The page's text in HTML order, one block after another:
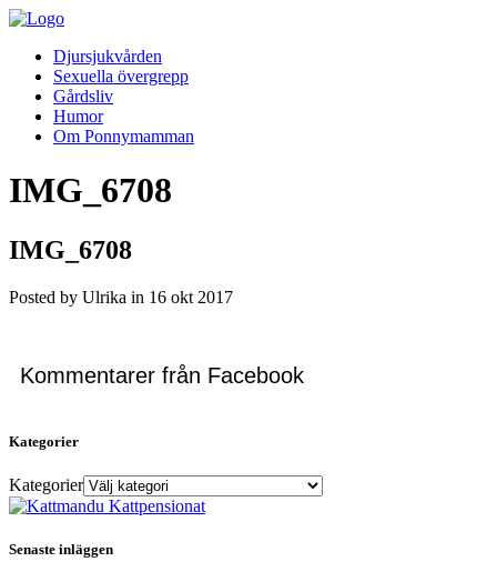
Djursjukvården
Sexuella övergrepp
Gårdsliv
Humor
Om Ponnymamman
IMG_6708
IMG_6708
Posted by Ulrika in 16 okt 2017
Kommentarer från Facebook
Kategorier
Kategorier
Senaste inläggen